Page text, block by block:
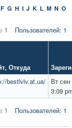
F G H I J K L M N O
Пользователей: 1
1
, Откуда
bestlviv.at.ua/
Вт
3:09
Пользователей: 1
1